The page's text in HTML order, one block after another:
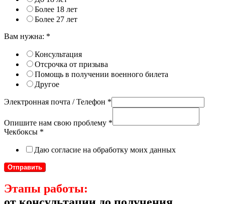
Более 18 лет
Более 27 лет
Вам нужна: *
Консультация
Отсрочка от призыва
Помощь в получении военного билета
Другое
Электронная почта / Телефон *
Опишите нам свою проблему *
Чекбоксы *
Даю согласие на обработку моих данных
Отправить
Этапы работы: